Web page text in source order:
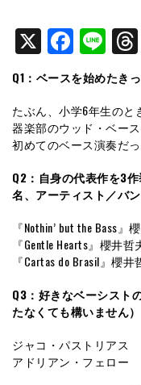
X Facebook
Line
Q1：ベースを始めたき
たぶん、小学6年生のと
器楽部のウッド・ベー
初めてのベース演奏だ
Q2：自身の代表作を3
名、アーティスト／バン
『Nothin’ but the Bass』
『Gentle Hearts』櫻井哲
『Cartas do Brasil』櫻井
Q3：好きなベーシスト
たなくても構いません）
ジャコ・パストリアス
アドリアン・フェロー